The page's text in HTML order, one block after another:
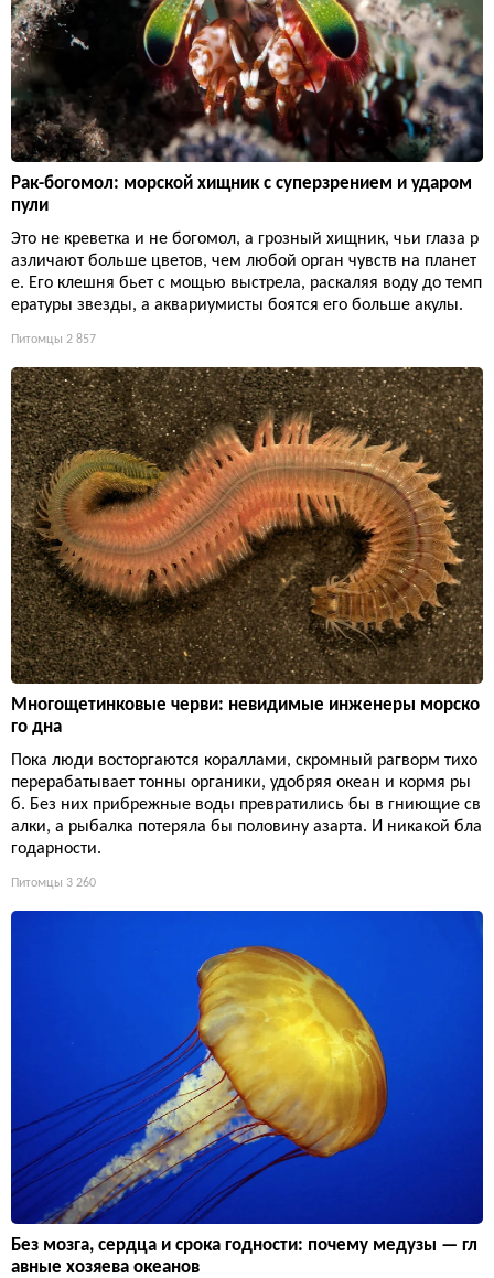
Рак-богомол: морской хищник с суперзрением и ударом
пули
Это не креветка и не богомол, а грозный хищник, чьи глаза р
азличают больше цветов, чем любой орган чувств на планет
е. Его клешня бьет с мощью выстрела, раскаляя воду до темп
ературы звезды, а аквариумисты боятся его больше акулы.
Питомцы 2 857
Многощетинковые черви: невидимые инженеры морско
го дна
Пока люди восторгаются кораллами, скромный рагворм тихо
перерабатывает тонны органики, удобряя океан и кормя ры
б. Без них прибрежные воды превратились бы в гниющие св
алки, а рыбалка потеряла бы половину азарта. И никакой бла
годарности.
Питомцы 3 260
Без мозга, сердца и срока годности: почему медузы — гл
авные хозяева океанов